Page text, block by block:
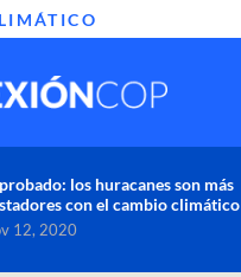
de la ONU alerta sobre graves
del cambio climático en África
26, 2020